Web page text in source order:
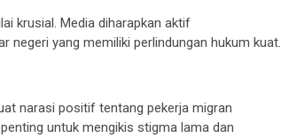
krusial. Media diharapkan aktif
yang memiliki perlindungan hukum kuat.
narasi positif tentang pekerja migran
untuk mengikis stigma lama dan